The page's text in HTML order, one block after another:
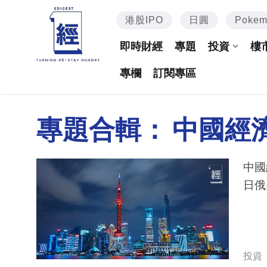
港股IPO 日圓
即時財經 專題 投資 樓
專欄 訂閱專區
專題合輯： 中國經
中
日
投資